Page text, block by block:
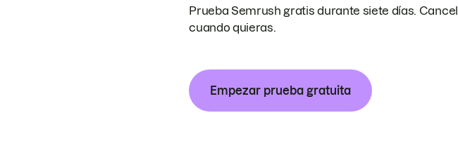
Prueba Semrush gratis durante siete días.
cuando quieras.
Empezar prueba gratuita